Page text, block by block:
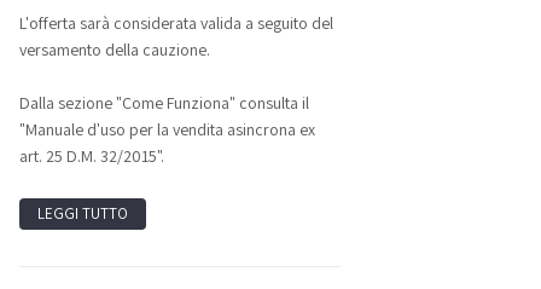
L'offerta sarà considerata valida a seguito del
versamento della cauzione.
Dalla sezione "Come Funziona" consulta il
"Manuale d'uso per la vendita asincrona ex
art. 25 D.M. 32/2015".
LEGGI TUTTO